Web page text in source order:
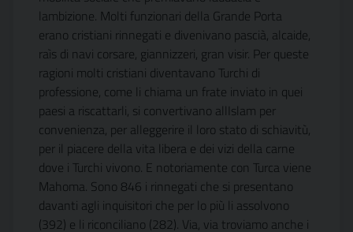
lambizione. Molti funzionari della Grande Porta
erano cristiani rinnegati e divenivano pascià, alcaide,
raìs di navi corsare, giannizzeri, gran visir. Per queste
ragioni molti cristiani diventavano Turchi di
professione, come li chiama un frate inviato in quei
paesi a riscattarli, si convertivano allIslam per
convenienza, per alleggerire il loro stato di schiavitù,
per il piacere della vita libera e dei vizi della carne
dove i Turchi vivono. E notoriamente con Turca viene
Mahoma. Sono 846 i rinnegati che si presentano
davanti agli inquisitori che per lo più li assolvono
(392) e li riconciliano (282). Via, via troviamo anche i